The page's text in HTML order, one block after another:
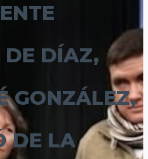
DE DÍAZ,
GONZÁLEZ,
DE LA